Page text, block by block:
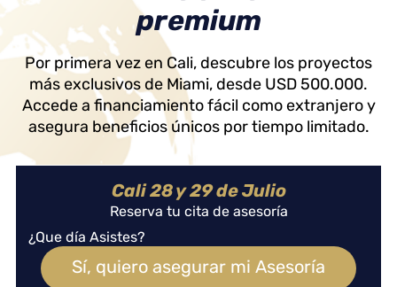
premium
Por primera vez en Cali, descubre los proyectos
más exclusivos de Miami, desde USD 500.000.
Accede a financiamiento fácil como extranjero y
asegura beneficios únicos por tiempo limitado.
Cali 28 y 29 de Julio
Reserva tu cita de asesoría
¿Que día Asistes?
Sí, quiero asegurar mi Asesoría